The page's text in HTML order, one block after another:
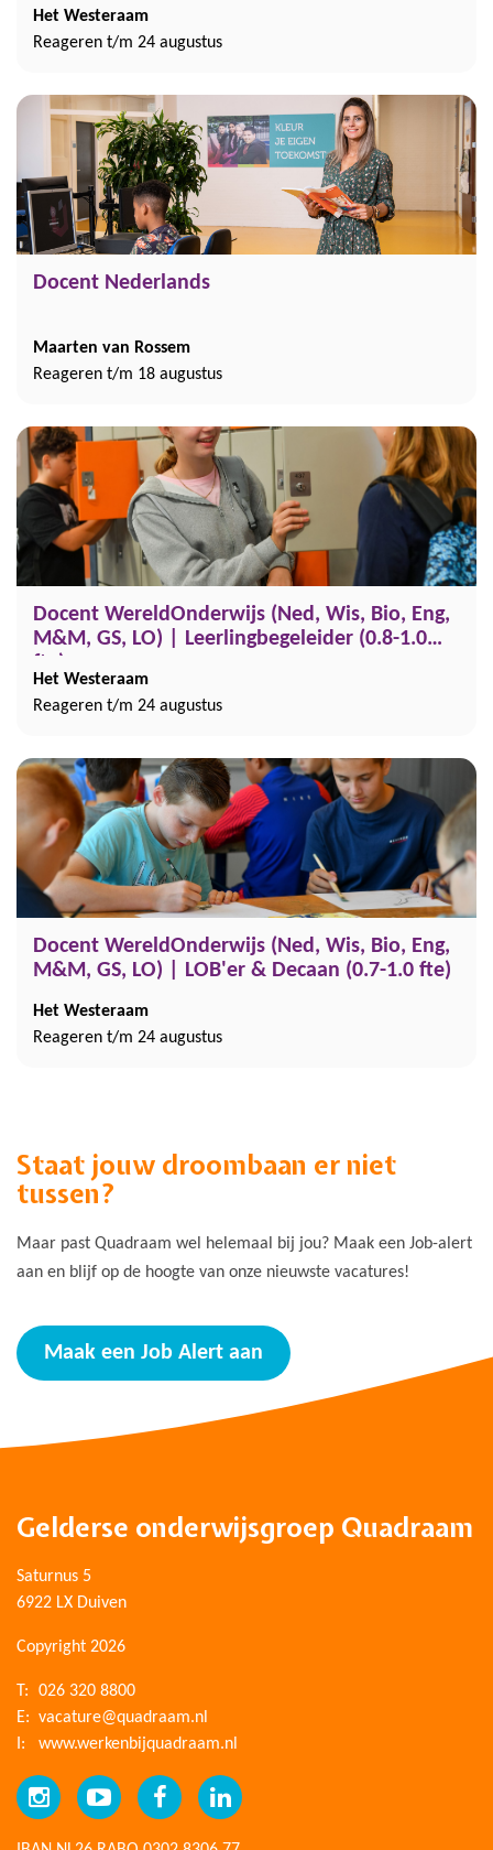
Het Westeraam
Reageren t/m 24 augustus
Docent Nederlands
Maarten van Rossem
Reageren t/m 18 augustus
Docent WereldOnderwijs (Ned, Wis, Bio, Eng,
M&M, GS, LO) | Leerlingbegeleider (0.8-1.0
Het Westeraam
Reageren t/m 24 augustus
Docent WereldOnderwijs (Ned, Wis, Bio, Eng,
M&M, GS, LO) | LOB'er & Decaan (0.7-1.0 fte)
Het Westeraam
Reageren t/m 24 augustus
Staat jouw droombaan er niet
tussen?
Maar past Quadraam wel helemaal bij jou? Maak een Job-alert
aan en blijf op de hoogte van onze nieuwste vacatures!
Maak een Job Alert aan
Gelderse onderwijsgroep Quadraam
Saturnus 5
6922 LX Duiven
Copyright 2026
T:
026 320 8800
E: vacature@quadraam.nl
I:
www.werkenbijquadraam.nl